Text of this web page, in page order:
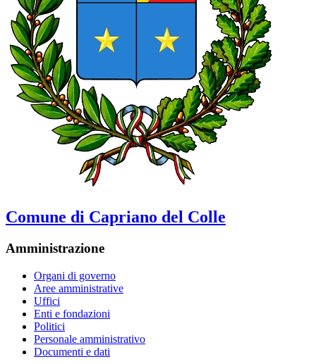
Comune di Capriano del Colle
Amministrazione
Organi di governo
Aree amministrative
Uffici
Enti e fondazioni
Politici
Personale amministrativo
Documenti e dati